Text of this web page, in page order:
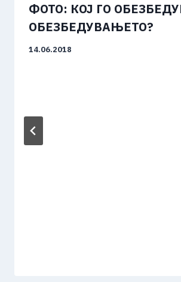
ФОТО: КОЈ ГО
ОБЕЗБЕДУВАЊЕТО?
14.06.2018